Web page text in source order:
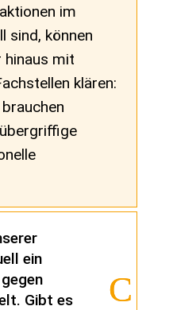
im
sind, können
hinaus mit
klären:
ein
Gibt es